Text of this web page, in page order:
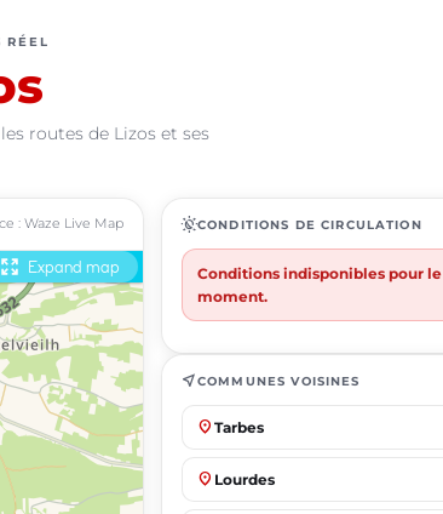
RÉEL
routes de Lizos et ses
: Waze Live Map routineCONDITIONS DE CIRCULATION
Conditions indisponibles pour le
moment.
near_meCOMMUNES VOISINES
place Tarbes
place Lourdes